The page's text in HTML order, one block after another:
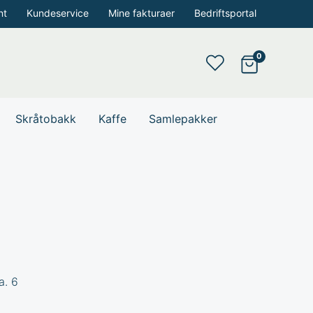
Kundeservice Mine fakturaer Bedriftsportal
Skråtobakk Kaffe Samlepakker
6